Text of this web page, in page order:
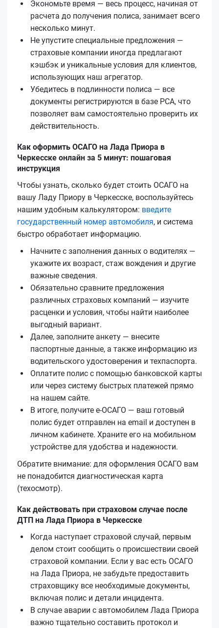
Экономьте время — весь процесс, начиная от
расчета до получения полиса, занимает всего
несколько минут.
Не упустите специальные предложения —
страховые компании иногда предлагают
кэшбэк и уникальные условия для клиентов,
использующих наш агрегатор.
Убедитесь в подлинности полиса — все
документы регистрируются в базе РСА, что
позволяет вам самостоятельно проверить их
действительность.
Как оформить ОСАГО на Лада Приора в
Черкесске онлайн за 5 минут: пошаговая
инструкция
Чтобы узнать, сколько будет стоить ОСАГО на
вашу Ладу Приору в Черкесске, воспользуйтесь
нашим удобным калькулятором: введите
государственный номер автомобиля, и система
быстро обработает информацию.
Начните с заполнения данных о водителях —
укажите их возраст, стаж вождения и другие
важные сведения.
Обязательно сравните предложения
различных страховых компаний — изучите
расценки и условия, чтобы найти наиболее
выгодный вариант.
Далее, заполните анкету — внесите
паспортные данные, а также информацию из
водительского удостоверения и техпаспорта.
Оплатите полис с помощью банковской карты
или через систему быстрых платежей прямо
на нашем сайте.
В итоге, получите е‑ОСАГО — ваш готовый
полис будет отправлен на email и доступен в
личном кабинете. Храните его на мобильном
устройстве для удобства и надежности.
Обратите внимание: для оформления ОСАГО вам
не понадобится диагностическая карта
(техосмотр).
Как действовать при страховом случае после
ДТП на Лада Приора в Черкесске
Когда наступает страховой случай, первым
делом стоит сообщить о происшествии своей
страховой компании. Если у вас есть ОСАГО
на Лада Приора, не забудьте предоставить
страховщику все необходимые документы,
включая полис и детали инцидента.
В случае аварии с автомобилем Лада Приора
важно тщательно составить протокол и